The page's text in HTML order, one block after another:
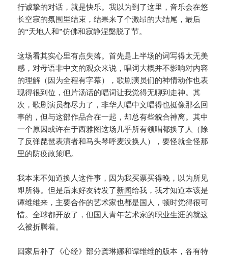
行诚挚的对话，就是快乐。我以为到了这里，音乐会在悠
长空寂的氛围里结束，结果来了个激昂的大结尾，最后
的“天地人和”仿佛和寂静涅槃脱了节。
这场看其实心里有点失落。首先是上半场的词写得太无美
感，对母语非中文的观众来说，唱词大概并不影响对内容
的理解（因为全程有字幕），歌剧演员们的神情动作也表
现得很到位，但片汤话的唱词让我觉得无聊到走神。其
次，歌剧演员都尽力了，非华人唱中文唱得也挺像那么回
事的，但与这部作品合在一起，却总有些貌合神离。其中
一个原因或许在于西雅图这场几乎所有领唱都换了人（除
了反弹琵琶表演者和马头琴呼麦没换人），要怪就全怪那
里的防疫政策吧。
我本来不知道换人这件事，因为我买票买得晚，以为所见
即所得。但是后来好友转发了新闻给我，我才知道本该是
谭维维来，主要合作的艺术家也都是国人，顿时觉得很可
惜。全球都开放了，但国人青年艺术家的职业生涯的就这
么被折腾着。
回家后补了《心经》部分龚琳娜和谭维维的版本，各有特